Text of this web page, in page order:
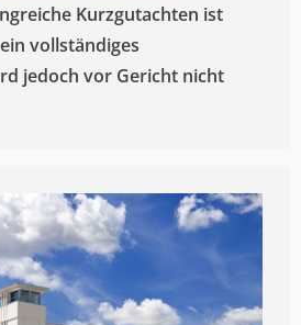
Kurzgutachten ist
vollständiges
jedoch vor Gericht nicht